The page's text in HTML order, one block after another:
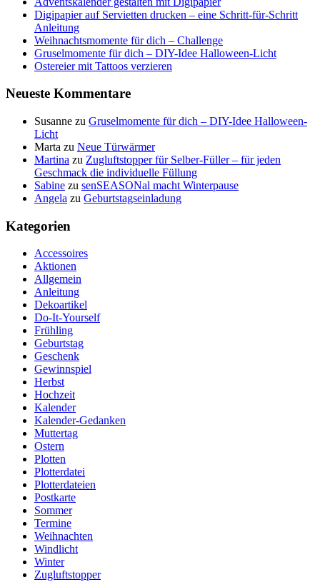
Digipapier auf Servietten drucken – eine Schritt-für-Schritt
Anleitung
Weihnachtsmomente für dich – Challenge
Gruselmomente für dich – DIY-Idee Halloween-Licht
Ostereier mit Tattoos verzieren
Neueste Kommentare
Susanne zu Gruselmomente für dich – DIY-Idee Halloween-
Licht
Marta zu Neue Türwärmer
Martina zu Zugluftstopper für Selber-Füller – für jeden
Geschmack die individuelle Füllung
Sabine zu senSEASONal macht Winterpause
Angela zu Geburtstagseinladung
Kategorien
Accessoires
Aktionen
Allgemein
Anleitung
Dekoartikel
Do-It-Yourself
Frühling
Geburtstag
Geschenk
Gewinnspiel
Herbst
Hochzeit
Kalender
Kalender-Gedanken
Muttertag
Ostern
Plotten
Plotterdatei
Plotterdateien
Postkarte
Sommer
Termine
Weihnachten
Windlicht
Winter
Zugluftstopper